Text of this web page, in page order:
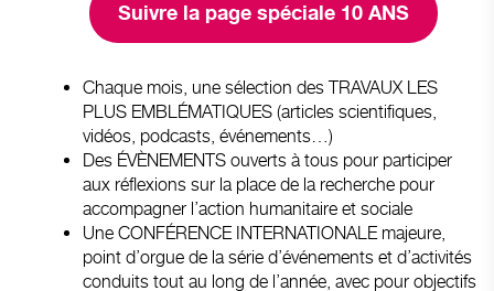
Suivre la page spéciale 10 ANS
Chaque mois, une sélection des TRAVAUX LES
PLUS EMBLÉMATIQUES (articles scientifiques,
vidéos, podcasts, événements…)
Des ÉVÈNEMENTS ouverts à tous pour participer
aux réflexions sur la place de la recherche pour
accompagner l’action humanitaire et sociale
Une CONFÉRENCE INTERNATIONALE majeure,
point d’orgue de la série d’événements et d’activités
conduits tout au long de l’année, avec pour objectifs